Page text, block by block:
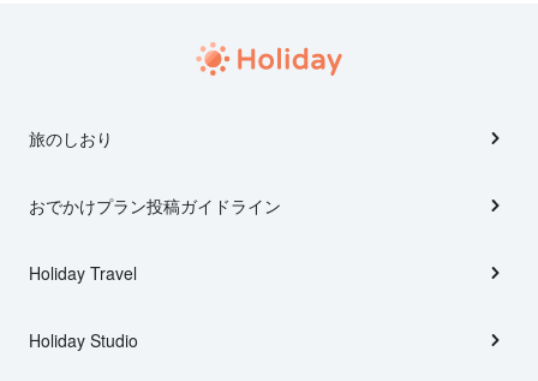
旅のしおり
おでかけプラン投稿ガイドライン
Holiday Travel
Holiday Studio